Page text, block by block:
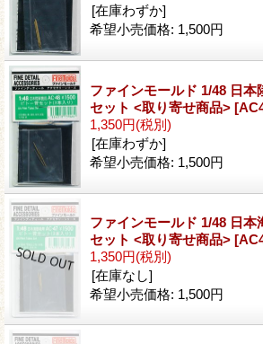
[在庫わずか]
希望小売価格: 1,500円
ファインモールド 1/48 日本
セット <取り寄せ商品>
1,350円(税別)
[在庫わずか]
希望小売価格: 1,500円
ファインモールド 1/48 日本
セット <取り寄せ商品>
1,350円(税別)
[在庫なし]
希望小売価格: 1,500円